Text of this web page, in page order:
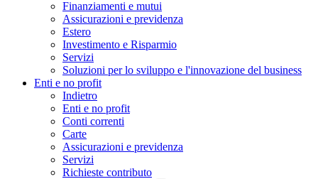
Finanziamenti e mutui
Assicurazioni e previdenza
Estero
Investimento e Risparmio
Servizi
Soluzioni per lo sviluppo e l'innovazione del business
Enti e no profit
Indietro
Enti e no profit
Conti correnti
Carte
Assicurazioni e previdenza
Servizi
Richieste contributo